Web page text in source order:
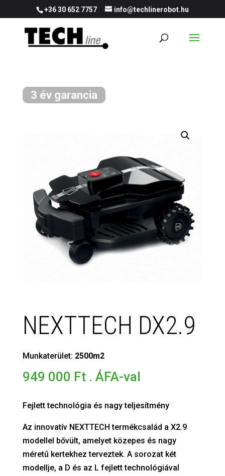
+36 30 652 7757 info@techlinerobot.hu
3 év garancia
NEXTTECH DX2.9
Munkaterület: 2500m2
949 000 Ft . ÁFA-val
Fejlett technológia és nagy teljesítmény
Az innovatív NEXTTECH termékcsalád a X2.9
modellel bővült, amelyet közepes és nagy
méretű kertekhez terveztek. A sorozat két
modellje, a D és az L fejlett technológiával